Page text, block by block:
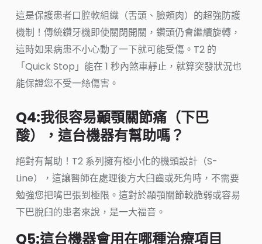
這是保護患者口腔軟組織（舌頭、臉頰肉）的超強防護
機制！傳統鑽牙機即使關閉開關，鑽頭仍會繼續旋轉，
這時如果病患不小心動了一下就可能受傷。T2 的
「Quick Stop」能在 1 秒內煞車靜止，就算突發狀況也
能保證您不受一絲傷害。
Q4:我很容易顳顎關節痛（下巴
酸），這台機器有幫助嗎？
絕對有幫助！T2 系列擁有極小化的機頭設計（S-
Line），這讓醫師在處理後方大臼齒或死角時，不需要
勉強您把嘴巴張到極限。這對於顳顎關節較脆弱或容易
下巴脫臼的患者來說，是一大福音。
Q5:這台機器會用在哪種治療項目